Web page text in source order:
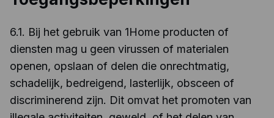
6.1. Bij het gebruik van 1Home producten of
diensten mag u geen virussen of materialen
openen, opslaan of delen die onrechtmatig,
schadelijk, bedreigend, lasterlijk, obsceen of
discriminerend zijn. Dit omvat het promoten van